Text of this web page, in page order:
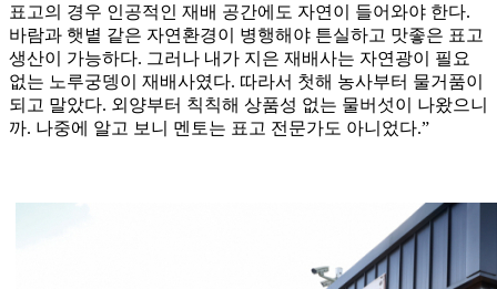
표고의 경우 인공적인 재배 공간에도 자연이 들어와야 한다.
바람과 햇볕 같은 자연환경이 병행해야 튼실하고 맛좋은 표고
생산이 가능하다. 그러나 내가 지은 재배사는 자연광이 필요
없는 노루궁뎅이 재배사였다. 따라서 첫해 농사부터 물거품이
되고 말았다. 외양부터 칙칙해 상품성 없는 물버섯이 나왔으니
까. 나중에 알고 보니 멘토는 표고 전문가도 아니었다.”